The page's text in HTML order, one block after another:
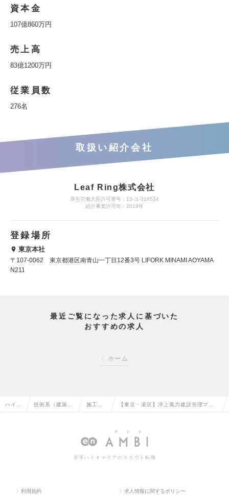
資本金
107億860万円
売上高
83億1200万円
従業員数
276名
取扱い紹介会社
Leaf Ring株式会社
厚生労働大臣許可番号：13-ユ-310534
紹介事業許可年：2019年
登録場所
東京本社
〒107-0062 東京都港区南青山一丁目12番3号 LIFORK MINAMI AOYAMA
N211
最近ご覧になった求人に基づいた
おすすめの求人
ホーム
ハイク 技術系（建築・ 施工管
備）の
【東京・港区】洋上風力建設管理マネ
ードする大手通信グループの求人情報
若手ハイキャリアのスカウト転職
利用規約 求人情報に関するポリシー